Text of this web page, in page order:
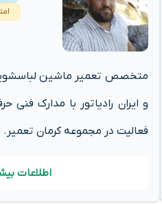
متخصص تعمیر ماشین
و ایران رادیاتور با مدارک
فعالیت در مجموعه کرمان تعمیر.
اطلاعات